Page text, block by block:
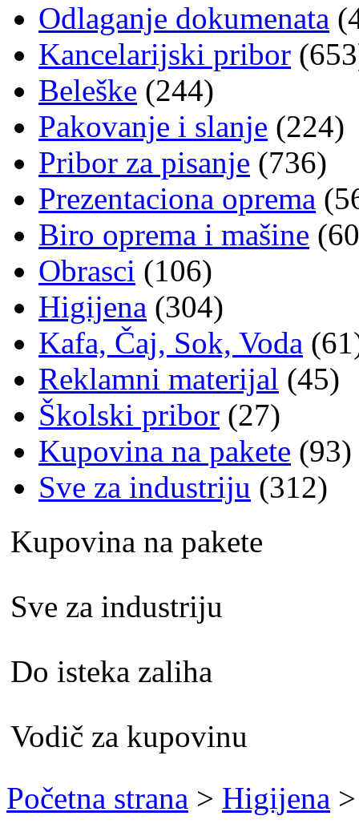
Odlaganje dokumenata
Kancelarijski pribor
Beleške (244)
Pakovanje i slanje (224)
Pribor za pisanje (736)
Prezentaciona oprema
Biro oprema i mašine
Obrasci (106)
Higijena (304)
Kafa, Čaj, Sok, Voda
Reklamni materijal (45)
Školski pribor (27)
Kupovina na pakete (93)
Sve za industriju (312)
Kupovina na pakete
Sve za industriju
Do isteka zaliha
Vodič za kupovinu
Početna strana > Higijena